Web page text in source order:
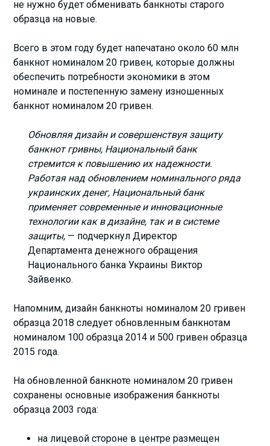
не нужно будет обменивать банкноты старого
образца на новые.
Всего в этом году будет напечатано около 60 млн
банкнот номиналом 20 гривен, которые должны
обеспечить потребности экономики в этом
номинале и постепенную замену изношенных
банкнот номиналом 20 гривен.
Обновляя дизайн и совершенствуя защиту
банкнот гривны, Национальный банк
стремится к повышению их надежности.
Работая над обновлением номинального ряда
украинских денег, Национальный банк
применяет современные и инновационные
технологии как в дизайне, так и в системе
защиты, — подчеркнул Директор
Департамента денежного обращения
Национального банка Украины Виктор
Зайвенко.
Напомним, дизайн банкноты номиналом 20 гривен
образца 2018 следует обновленным банкнотам
номиналом 100 образца 2014 и 500 гривен образца
2015 года.
На обновленной банкноте номиналом 20 гривен
сохранены основные изображения банкноты
образца 2003 года:
на лицевой стороне в центре размещен